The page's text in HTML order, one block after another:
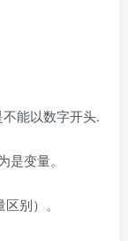
能以数字开头.
变量。
别）。